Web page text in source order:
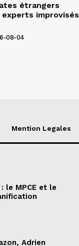
étrangers
improvisés
08-04
Mention Legales
le MPCE et le
Adrien